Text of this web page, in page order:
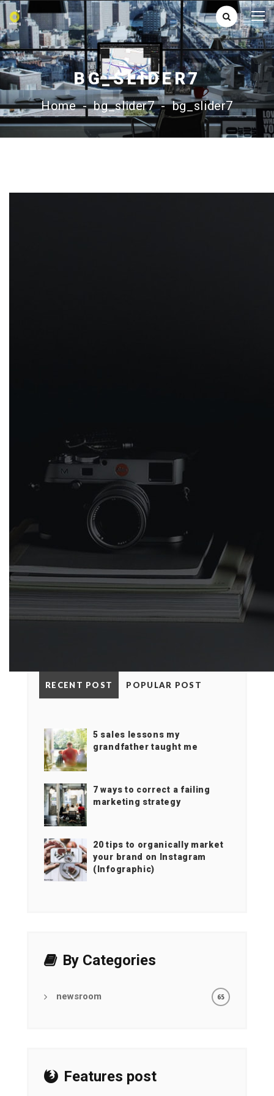
BG_SLIDER7
Home - bg_slider7 - bg_slider7
RECENT POST POPULAR POST
5 sales lessons my
grandfather taught me
7 ways to correct a failing
marketing strategy
20 tips to organically market
your brand on Instagram
(Infographic)
By Categories
newsroom 65
Features post